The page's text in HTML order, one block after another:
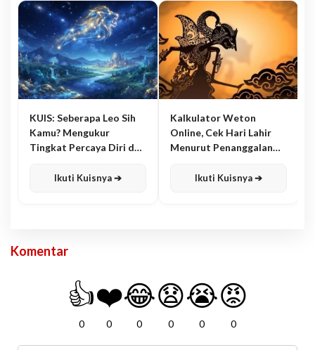
KUIS: Seberapa Leo Sih
Kamu? Mengukur
Tingkat Percaya Diri dan
Ikuti Kuisnya ➔
Kalkulator Weton
Online, Cek Hari Lahir
Menurut Penanggalan
Ikuti Kuisnya ➔
Komentar
👍
0
❤️
0
😂
0
😧
0
😭
0
😡
0